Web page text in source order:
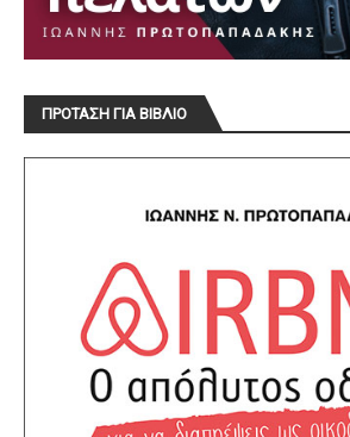
ΠΡΟΤΑΣΗ ΓΙΑ ΒΙΒΛΙΟ